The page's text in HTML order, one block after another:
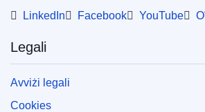
LinkedIn Facebook YouTube
Legali
Avviżi legali
Cookies